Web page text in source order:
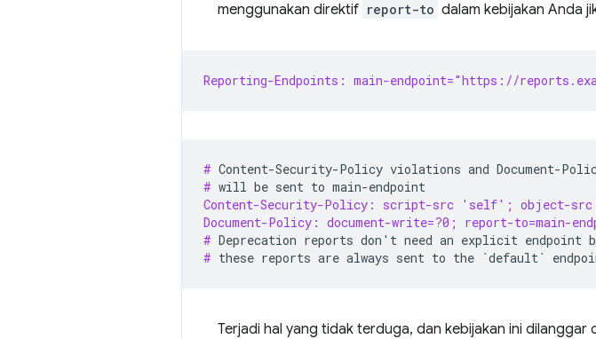
menggunakan direktif report-to dalam kebijakan Anda
Reporting-Endpoints: main-endpoint="https://
# Content-Security-Policy violations and Document-
# will be sent to
Content-Security-Policy: script-src 'self'; object-src
Document-Policy: document-write=?0; report-to=main-
# Deprecation reports don ' t need an explicit endpoint
# these reports are always sent to the `default`
Terjadi hal yang tidak terduga, dan kebijakan ini